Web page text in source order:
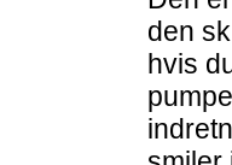
den
hvis